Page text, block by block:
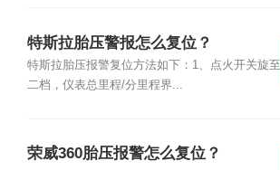
特斯拉胎压警报怎么复位？
特斯拉胎压报警复位方法如下：1、点火开关旋至
二档，仪表总里程/分里程界...
荣威360胎压报警怎么复位？